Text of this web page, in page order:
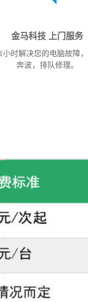
金马科技 上门服务
小时解决您的电脑故障
奔波，排队修理。